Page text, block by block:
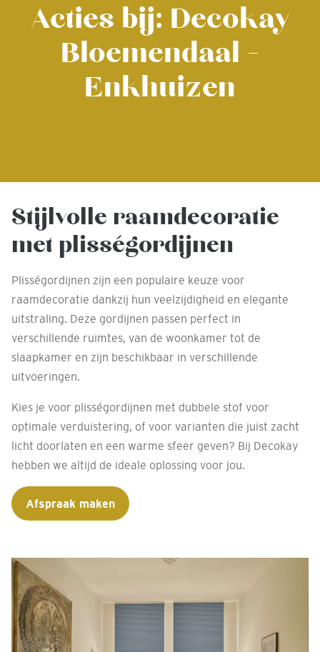
Acties bij: Decokay
Bloemendaal -
Enkhuizen
Stijlvolle raamdecoratie
met plisségordijnen
Plisségordijnen zijn een populaire keuze voor
raamdecoratie dankzij hun veelzijdigheid en elegante
uitstraling. Deze gordijnen passen perfect in
verschillende ruimtes, van de woonkamer tot de
slaapkamer en zijn beschikbaar in verschillende
uitvoeringen.
Kies je voor plisségordijnen met dubbele stof voor
optimale verduistering, of voor varianten die juist zacht
licht doorlaten en een warme sfeer geven? Bij Decokay
hebben we altijd de ideale oplossing voor jou.
Afspraak maken